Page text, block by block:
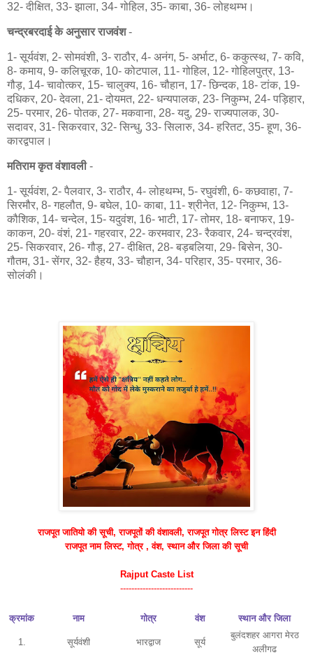
32- दीक्षित, 33- झाला, 34- गोहिल, 35- काबा, 36- लोहथम्भ।
चन्द्रबरदाई के अनुसार राजवंश-
1- सूर्यवंश, 2- सोमवंशी, 3- राठौर, 4- अनंग, 5- अर्भाट, 6- ककुत्स्थ, 7- कवि,
8- कमाय, 9- कलिचूरक, 10- कोटपाल, 11- गोहिल, 12- गोहिलपुत्र, 13-
गौड़, 14- चावोत्कर, 15- चालुक्य, 16- चौहान, 17- छिन्दक, 18- टांक, 19-
दधिकर, 20- देवला, 21- दोयमत, 22- धन्यपालक, 23- निकुम्भ, 24- पड़िहार,
25- परमार, 26- पोतक, 27- मकवाना, 28- यदु, 29- राज्यपालक, 30-
सदावर, 31- सिकरवार, 32- सिन्धु, 33- सिलारु, 34- हरितट, 35- हूण, 36-
कारद्वपाल।
मतिराम कृत वंशावली-
1- सूर्यवंश, 2- पैलवार, 3- राठौर, 4- लोहथम्भ, 5- रघुवंशी, 6- कछवाहा, 7-
सिरमौर, 8- गहलौत, 9- बघेल, 10- काबा, 11- श्रीनेत, 12- निकुम्भ, 13-
कौशिक, 14- चन्देल, 15- यदुवंश, 16- भाटी, 17- तोमर, 18- बनाफर, 19-
काकन, 20- वंशं, 21- गहरवार, 22- करमवार, 23- रैकवार, 24- चन्द्रवंश,
25- सिकरवार, 26- गौड़, 27- दीक्षित, 28- बड़बलिया, 29- बिसेन, 30-
गौतम, 31- सेंगर, 32- हैहय, 33- चौहान, 34- परिहार, 35- परमार, 36-
सोलंकी।
राजपूत जातियो की सूची, राजपूतों की वंशावली, राजपूत गोत्र लिस्ट इन हिंदी
राजपूत नामलिस्ट, गोत्र , वंश, स्थान और जिला की सूची
Rajput Caste List
--------------------------
क्रमांक नाम गोत्र वंश स्थान और जिला
1. सूर्यवंशी भारद्वाज सूर्य
बुलंदशहर आगरा मेरठ
अलीगढ